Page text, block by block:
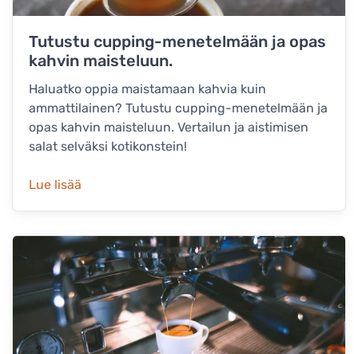
Tutustu cupping-menetelmään ja opas
kahvin maisteluun.
Haluatko oppia maistamaan kahvia kuin
ammattilainen? Tutustu cupping-menetelmään ja
opas kahvin maisteluun. Vertailun ja aistimisen
salat selväksi kotikonstein!
Lue lisää